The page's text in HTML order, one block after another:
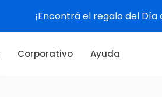
¡Encontrá el regalo del Día
Corporativo Ayuda